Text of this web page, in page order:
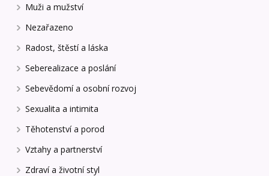
Muži a mužství
Nezařazeno
Radost, štěstí a láska
Seberealizace a poslání
Sebevědomí a osobní rozvoj
Sexualita a intimita
Těhotenství a porod
Vztahy a partnerství
Zdraví a životní styl